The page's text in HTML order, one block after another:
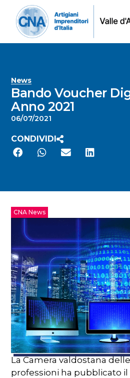
News
Bando Voucher
Anno 2021
06/07/2021
CONDIVIDI
CNA News
La Camera valdostana
professioni ha pubblicato il